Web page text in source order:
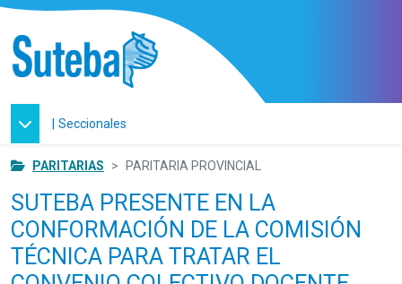
| Seccionales
PARITARIAS PARITARIA PROVINCIAL
SUTEBA PRESENTE EN LA
CONFORMACIÓN DE LA COMISIÓN
TÉCNICA PARA TRATAR EL